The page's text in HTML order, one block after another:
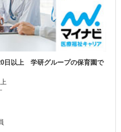
日以上 学研グループの保育園で